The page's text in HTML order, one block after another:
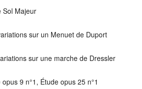
Sol Majeur
sur un Menuet de Duport
sur une marche de Dressler
9 n°1, Étude opus 25 n°1